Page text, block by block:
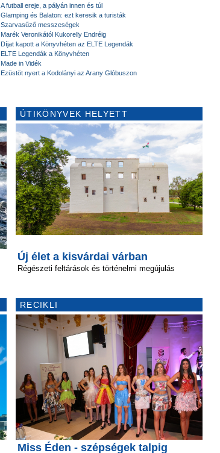
A futball ereje, a pályán innen és túl
Glamping és Balaton: ezt keresik a turisták
Szarvasűző messzeségek
Marék Veronikától Kukorelly Endréig
Díjat kapott a Könyvhéten az ELTE Legendák
ELTE Legendák a Könyvhéten
Made in Vidék
Ezüstöt nyert a Kodolányi az Arany Glóbuszon
ÚTIKÖNYVEK HELYETT
Új élet a kisvárdai várban
Régészeti feltárások és történelmi megújulás
RECIKLI
Miss Éden - szépségek talpig